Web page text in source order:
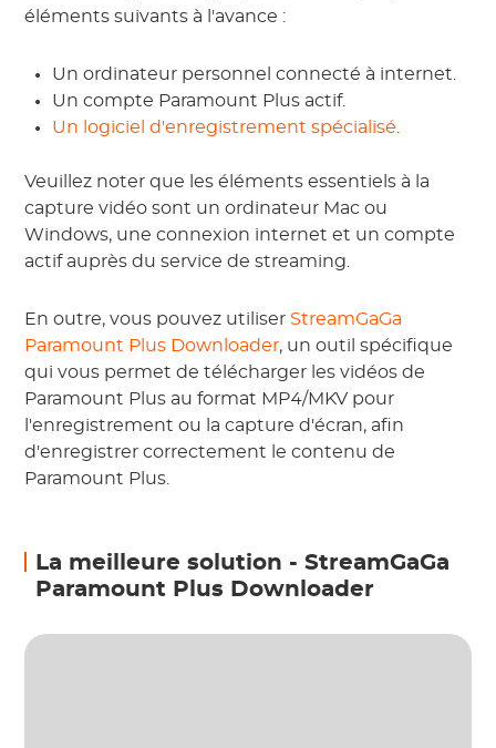
éléments suivants à l'avance :
Un ordinateur personnel connecté à internet.
Un compte Paramount Plus actif.
Un logiciel d'enregistrement spécialisé
Veuillez noter que les éléments essentiels à la
capture vidéo sont un ordinateur Mac ou
Windows, une connexion internet et un compte
actif auprès du service de streaming.
En outre, vous pouvez utiliser StreamGaGa
Paramount Plus Downloader, un outil spécifique
qui vous permet de télécharger les vidéos de
Paramount Plus au format MP4/MKV pour
l'enregistrement ou la capture d'écran, afin
d'enregistrer correctement le contenu de
Paramount Plus.
La meilleure solution - StreamGaGa
Paramount Plus Downloader